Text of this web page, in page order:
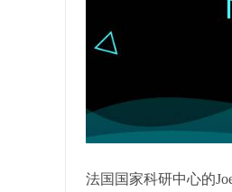
法国国家科研中心的